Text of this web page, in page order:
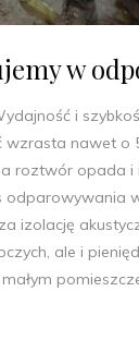
w
i
wzrasta nawet o
roztwór opada i
izolację
ale i